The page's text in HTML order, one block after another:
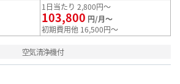
1日当たり 2,800円～
103,800 円/月～
初期費用他 16,500円～
空気清浄機付